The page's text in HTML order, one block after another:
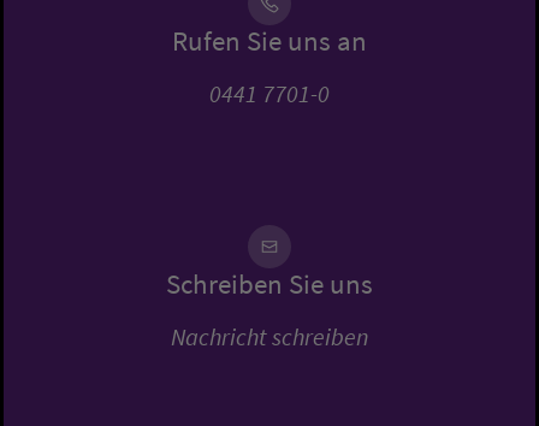
Rufen Sie uns an
0441 7701-0
Schreiben Sie uns
Nachricht schreiben